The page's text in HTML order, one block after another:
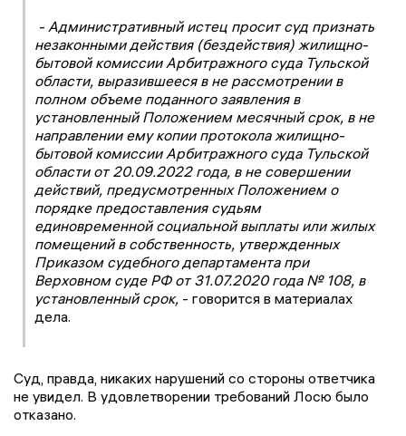
- Административный истец просит суд признать
незаконными действия (бездействия) жилищно-
бытовой комиссии Арбитражного суда Тульской
области, выразившееся в не рассмотрении в
полном объеме поданного заявления в
установленный Положением месячный срок, в не
направлении ему копии протокола жилищно-
бытовой комиссии Арбитражного суда Тульской
области от 20.09.2022 года, в не совершении
действий, предусмотренных Положением о
порядке предоставления судьям
единовременной социальной выплаты или жилых
помещений в собственность, утвержденных
Приказом судебного департамента при
Верховном суде РФ от 31.07.2020 года № 108, в
установленный срок, - говорится в материалах
дела.
Суд, правда, никаких нарушений со стороны ответчика
не увидел. В удовлетворении требований Лосю было
отказано.